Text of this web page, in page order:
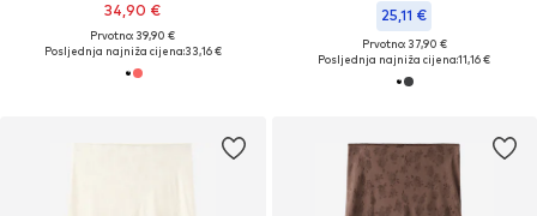
34,90 €
Prvotno: 39,90 €
Posljednja najniža cijena:33,16 €
25,11 €
Prvotno: 37,90 €
Posljednja najniža cijena:11,16 €